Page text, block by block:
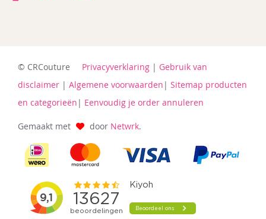
© CRCouture Privacyverklaring | Gebruik van
disclaimer | Algemene voorwaarden | Sitemap producten
en categorieën | Eenvoudig je order annuleren
Gemaakt met door Netwrk.